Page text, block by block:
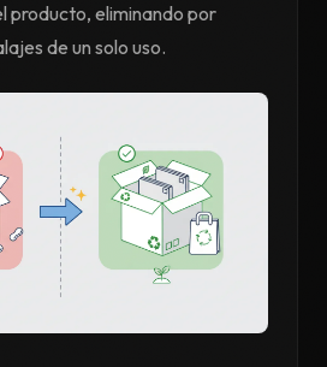
producto, eliminando por
de un solo uso.